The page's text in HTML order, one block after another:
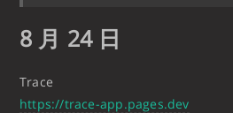
8 月 24 日
Trace
https://trace-app.pages.dev